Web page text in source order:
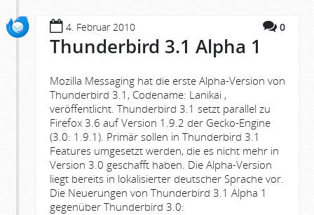
4. Februar 2010 0
Thunderbird 3.1 Alpha 1
Mozilla Messaging hat die erste Alpha-Version von
Thunderbird 3.1, Codename: Lanikai ,
veröffentlicht. Thunderbird 3.1 setzt parallel zu
Firefox 3.6 auf Version 1.9.2 der Gecko-Engine
(3.0: 1.9.1). Primär sollen in Thunderbird 3.1
Features umgesetzt werden, die es nicht mehr in
Version 3.0 geschafft haben. Die Alpha-Version
liegt bereits in lokalisierter deutscher Sprache vor.
Die Neuerungen von Thunderbird 3.1 Alpha 1
gegenüber Thunderbird 3.0: